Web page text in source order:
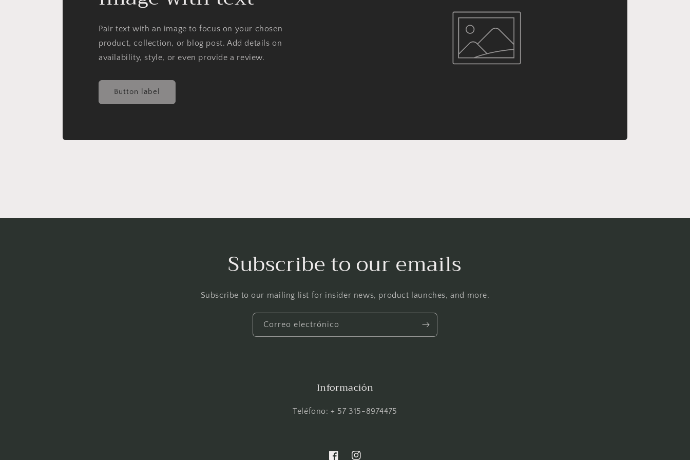
Pair text with an image to focus on your chosen
product, collection, or blog post. Add details on
availability, style, or even provide a review.
Button label
Subscribe to our emails
Subscribe to our mailing list for insider news, product launches, and more.
Correo electrónico
Información
Teléfono: + 57 315-8974475